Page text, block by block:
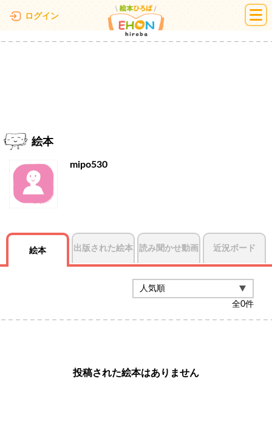
ログイン 絵本ひろば
絵本
mipo530
絵本 出版された絵本 読み聞かせ動画 近況ボード
全0件
投稿された絵本はありません